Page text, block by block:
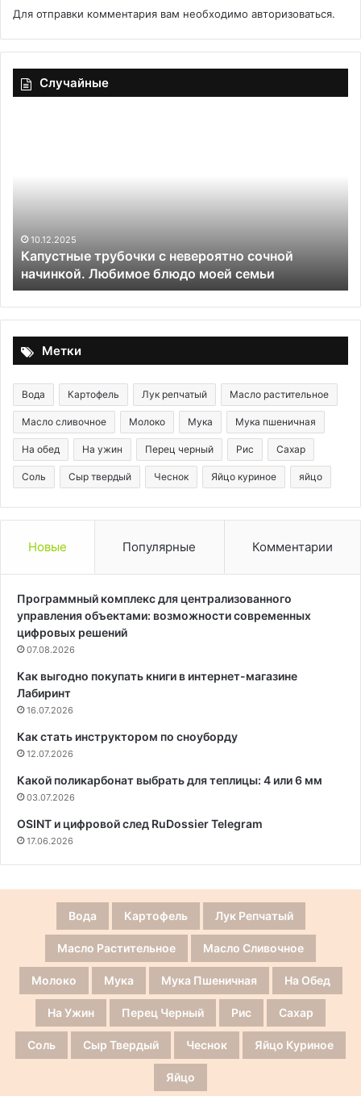
Для отправки комментария вам необходимо авторизоваться.
Случайные
сочной
29.05.2020
Клюквенный cоус
Метки
Вода Картофель Лук репчатый Масло растительное
Масло сливочное Молоко Мука Мука пшеничная
На обед На ужин Перец черный Рис Сахар
Соль Сыр твердый Чеснок Яйцо куриное яйцо
Новые Популярные Комментарии
Программный комплекс для централизованного
управления объектами: возможности современных
цифровых решений
07.08.2026
Как выгодно покупать книги в интернет-магазине
Лабиринт
16.07.2026
Как стать инструктором по сноуборду
12.07.2026
Какой поликарбонат выбрать для теплицы: 4 или 6 мм
03.07.2026
OSINT и цифровой след RuDossier Telegram
17.06.2026
Вода Картофель Лук Репчатый
Масло Растительное Масло Сливочное
Молоко Мука Мука Пшеничная На Обед
На Ужин Перец Черный Рис Сахар
Соль Сыр Твердый Чеснок Яйцо Куриное
Яйцо